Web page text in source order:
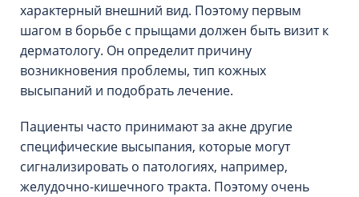
характерный внешний вид. Поэтому первым
шагом в борьбе с прыщами должен быть визит к
дерматологу. Он определит причину
возникновения проблемы, тип кожных
высыпаний и подобрать лечение.
Пациенты часто принимают за акне другие
специфические высыпания, которые могут
сигнализировать о патологиях, например,
желудочно-кишечного тракта. Поэтому очень